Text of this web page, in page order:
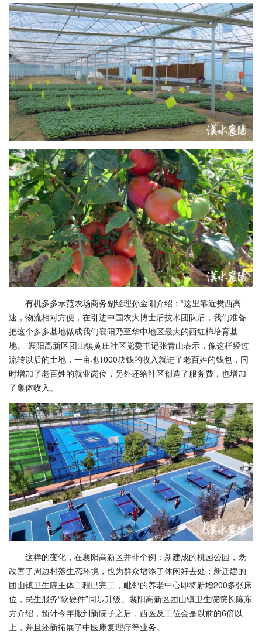
有机多多示范农场商务副经理孙金阳介绍：“这里靠近樊西高
速，物流相对方便，在引进中国农大博士后技术团队后，我们准备
把这个多多基地做成我们襄阳乃至华中地区最大的西红柿培育基
地。”襄阳高新区团山镇黄庄社区党委书记张青山表示，像这样经过
流转以后的土地，一亩地1000块钱的收入就进了老百姓的钱包，同
时增加了老百姓的就业岗位，另外还给社区创造了服务费，也增加
了集体收入。
这样的变化，在襄阳高新区并非个例：新建成的桃园公园，既
改善了周边村落生态环境，也为群众增添了休闲好去处；新迁建的
团山镇卫生院主体工程已完工，毗邻的养老中心即将新增200多张床
位，民生服务“软硬件”同步升级。襄阳高新区团山镇卫生院院长陈东
方介绍，预计今年搬到新院子之后，西医及工位会是以前的6倍以
上，并且还新拓展了中医康复理疗等业务。